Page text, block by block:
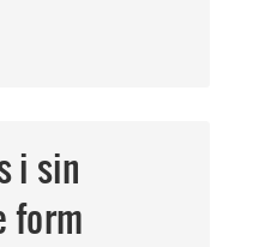
i sin
form